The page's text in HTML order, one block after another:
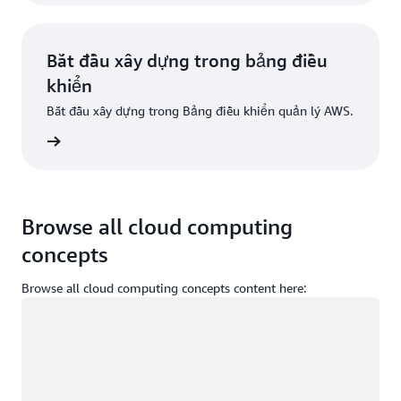
Bắt đầu xây dựng trong bảng điều
khiển
Bắt đầu xây dựng trong Bảng điều khiển quản lý AWS.
Browse all cloud computing
concepts
Browse all cloud computing concepts content here: